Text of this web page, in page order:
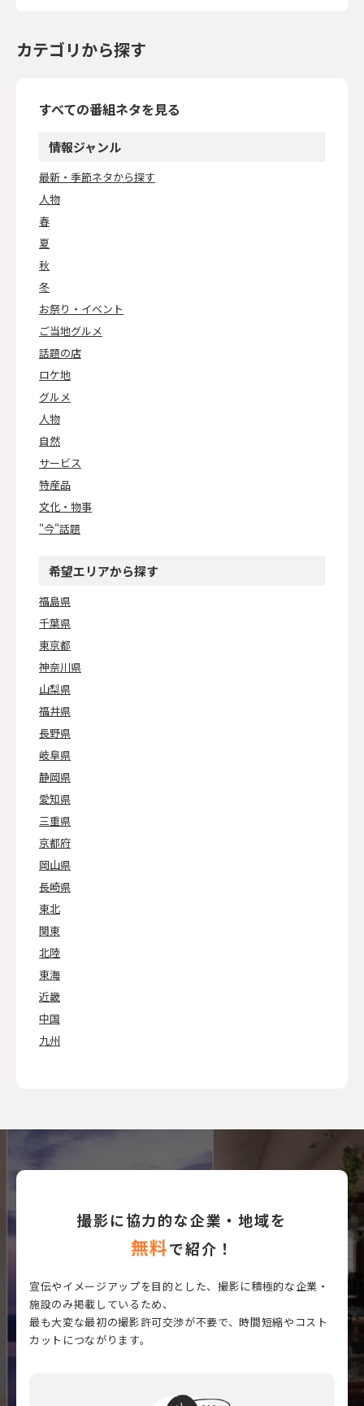
カテゴリから探す
すべての番組ネタを見る
情報ジャンル
最新・季節ネタから探す
人物
春
夏
秋
冬
お祭り・イベント
ご当地グルメ
話題の店
ロケ地
グルメ
人物
自然
サービス
特産品
文化・物事
"今"話題
希望エリアから探す
福島県
千葉県
東京都
神奈川県
山梨県
福井県
長野県
岐阜県
静岡県
愛知県
三重県
京都府
岡山県
長崎県
東北
関東
北陸
東海
近畿
中国
九州
撮影に協力的な企業・地域を
無料で紹介！
宣伝やイメージアップを目的とした、撮影に積極的な企業・
施設のみ掲載しているため、
最も大変な最初の撮影許可交渉が不要で、時間短縮やコスト
カットにつながります。